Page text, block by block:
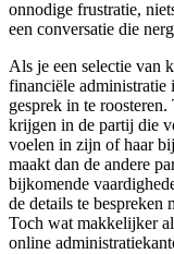
onnodige frustratie,
een conversatie die
Als je een selectie van
financiële administratie
gesprek in te
krijgen in de partij die
voelen in zijn of haar
maakt dan de andere
bijkomende
de details te
Toch wat makkelijker
online